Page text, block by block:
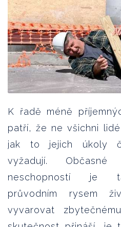
K řadě méně
patří, že ne všichni
jak to jejich úkoly
vyžadují.
neschopností je
průvodním rysem
vyvarovat